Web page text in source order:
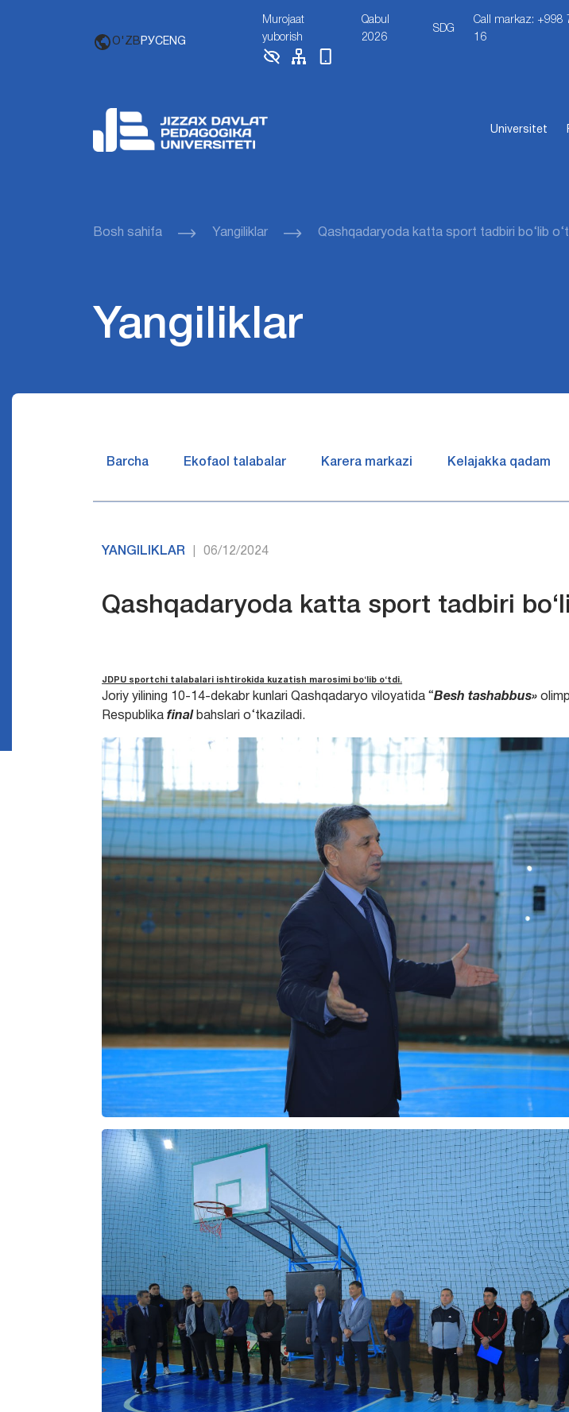
O'ZB РУСENG
Murojaat
yuborish
Qabul
2026
SDG
Call markaz: +998
16
Universitet
Bosh sahifa Yangiliklar Qashqadaryoda katta sport tadbiri bo‘lib
Yangiliklar
Barcha Ekofaol talabalar Karera markazi Kelajakka qadam
YANGILIKLAR 06/12/2024
Qashqadaryoda katta sport tadbiri
JDPU sportchi talabalari ishtirokida kuzatish marosimi bo‘lib o‘tdi.
Joriy yilining 10-14-dekabr kunlari Qashqadaryo viloyatida “Besh tashabbus»
Respublikafinal bahslari o‘tkaziladi.